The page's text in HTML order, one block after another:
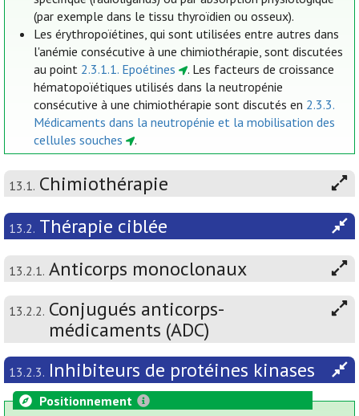
(par exemple dans le tissu thyroïdien ou osseux).
Les érythropoïétines, qui sont utilisées entre autres dans
l'anémie consécutive à une chimiothérapie, sont discutées
au point 2.3.1.1. Epoétines
. Les facteurs de croissance
hématopoïétiques utilisés dans la neutropénie
consécutive à une chimiothérapie sont discutés en 2.3.3.
Médicaments dans la neutropénie et la mobilisation des
cellules souches
.
13.1. Chimiothérapie
13.2. Thérapie ciblée
13.2.1. Anticorps monoclonaux
13.2.2. Conjugués anticorps-
médicaments (ADC)
13.2.3. Inhibiteurs de protéines kinases
Positionnement